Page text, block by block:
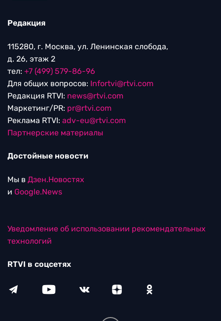
Редакция
115280, г. Москва, ул. Ленинская слобода,
д. 26, этаж 2
тел: +7 (499) 579-86-96
Для общих вопросов: Infortvi@rtvi.com
Редакция RTVI: news@rtvi.com
Маркетинг/PR: pr@rtvi.com
Реклама RTVI: adv-eu@rtvi.com
Партнерские материалы
Достойные новости
Мы в Дзен.Новостях
и Google.News
Уведомление об использовании рекомендательных
технологий
RTVI в соцсетях